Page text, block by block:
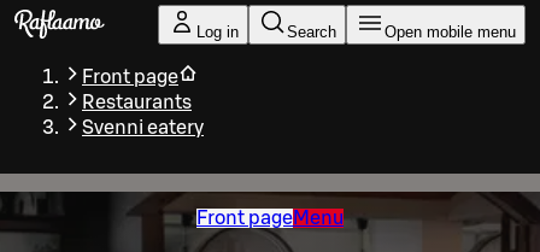
Skip to main content
Log in Search Open mobile menu
Front page
Restaurants
Svenni eatery
Front pageMenu